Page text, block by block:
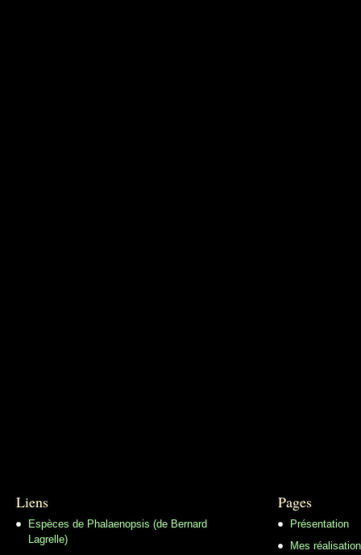
Liens
Espèces de Phalaenopsis (de Bernard
Lagrelle)
Pages
Présentation
Mes